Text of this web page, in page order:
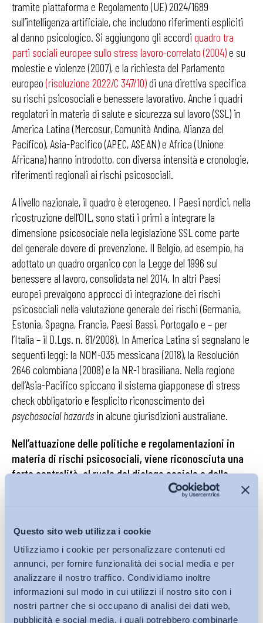
Questo sito web utilizza i cookie
Utilizziamo i cookie per personalizzare contenuti ed
annunci, per fornire funzionalità dei social media e per
analizzare il nostro traffico. Condividiamo inoltre
informazioni sul modo in cui utilizzi il nostro sito con i
nostri partner che si occupano di analisi dei dati web,
pubblicità e social media, i quali potrebbero combinarle
tramite piattaforma e Regolamento (UE) 2024/1689
sull’intelligenza artificiale, che includono riferimenti espliciti
al danno psicologico. Si aggiungono gli accordi quadro tra
parti sociali europee sullo stress lavoro-correlato (2004)e su
molestie e violenze (2007), e la richiesta del Parlamento
europeo(risoluzione 2022/C 347/10)di una direttiva specifica
su rischi psicosociali e benessere lavorativo. Anche i quadri
regolatori in materia di salute e sicurezza sul lavoro (SSL) in
America Latina (Mercosur, Comunità Andina, Alianza del
Pacífico), Asia-Pacifico (APEC, ASEAN) e Africa (Unione
Africana) hanno introdotto, con diversa intensità e cronologie,
riferimenti regionali ai rischi psicosociali.
A livello nazionale, il quadro è eterogeneo. I Paesi nordici, nella
ricostruzione dell’OIL, sono stati i primi a integrare la
dimensione psicosociale nella legislazione SSL come parte
del generale dovere di prevenzione. Il Belgio, ad esempio, ha
adottato un quadro organico con la Legge del 1996 sul
benessere al lavoro, consolidata nel 2014. In altri Paesi
europei prevalgono approcci di integrazione dei rischi
psicosociali nella valutazione generale dei rischi (Germania,
Estonia, Spagna, Francia, Paesi Bassi, Portogallo e – per
l’Italia – il D.Lgs. n. 81/2008). In America Latina si segnalano le
seguenti leggi: la NOM-035 messicana (2018), la Resolución
2646 colombiana (2008) e la NR-1 brasiliana. Nella regione
dell’Asia-Pacifico spiccano il sistema giapponese di stress
check obbligatorio e l’esplicito riconoscimento dei
psychosocial hazards in alcune giurisdizioni australiane.
Nell’attuazione delle politiche e regolamentazioni in
materia di rischi psicosociali, viene riconosciuta una
forte centralità al ruolo del dialogo sociale e della
le evidenze richiamate dal report
sindacali sono coinvolte nei processi di elaborazione,
monitoraggio e attuazione, in quanto la partecipazione
rafforza la legittimazione degli interventi, ne favorisce il
rispetto e ne facilita l’adattamento alle specificità settoriali e
organizzative. Sul piano internazionale, l’integrazione delle
parti sociali in questo ambito sembra restare tuttavia